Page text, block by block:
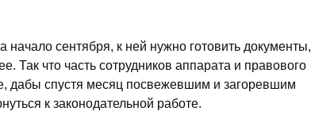
начало сентября, к ней нужно готовить документы,
Так что часть сотрудников аппарата и правового
дабы спустя месяц посвежевшим и загоревшим
к законодательной работе.